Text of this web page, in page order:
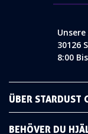
30126
8:00
ÜBER STARDUST
BEHÖVER DU